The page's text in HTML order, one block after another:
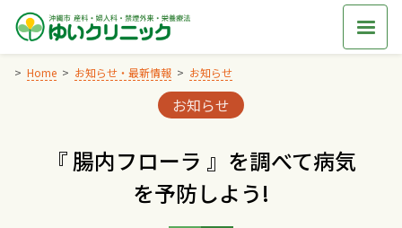
Skip
content
Home お知らせ・最新情報 お知らせ
Categories:
お知らせ
『 腸内フローラ 』を調べて病気
を予防しよう!
交通アクセス